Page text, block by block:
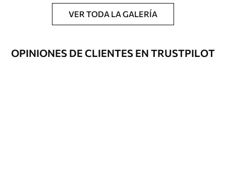
Impreso bajo pedido y entregado en
rollos de hasta 50 cm de ancho.
Opciones
adicionales
Disponible con recubrimiento de barniz
y/o adhesivo para empapelar.
VER TODA LA GALERÍA
OPINIONES DE CLIENTES EN TRUSTPILOT